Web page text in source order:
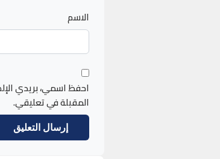
الاسم
احفظ اسمي، بريدي
المقبلة في تعليقي.